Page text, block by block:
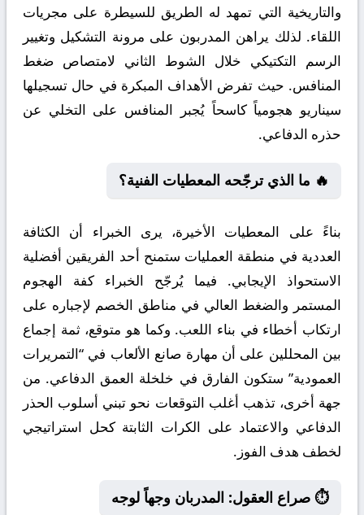
والتاريخية التي تمهد له الطريق للسيطرة على مجريات
اللقاء. لذلك يراهن المدربون على مرونة التشكيل وتغيير
الرسم التكتيكي خلال الشوط الثاني لامتصاص ضغط
المنافس. حيث تفرض الأهداف المبكرة في حال تسجيلها
سيناريو هجومياً كاسحاً يُجبر المنافس على التخلي عن
حذره الدفاعي.
🔥 ما الذي ترجّحه المعطيات الفنية؟
بناءً على المعطيات الأخيرة، يرى الخبراء أن الكثافة
العددية في منطقة العمليات ستمنح أحد الفريقين أفضلية
الاستحواذ الإيجابي. فيما يُرجّح الخبراء كفة الهجوم
المستمر والضغط العالي في مناطق الخصم لإجباره على
ارتكاب أخطاء في بناء اللعب. وكما هو متوقع، ثمة إجماع
بين المحللين على أن مهارة صانع الألعاب في “التمريرات
العمودية” ستكون الفارق في خلخلة العمق الدفاعي. من
جهة أخرى، تذهب أغلب التوقعات نحو تبني أسلوب الحذر
الدفاعي والاعتماد على الكرات الثابتة كحل استراتيجي
لخطف هدف الفوز.
⏱️ صراع العقول: المدربان وجهاً لوجه